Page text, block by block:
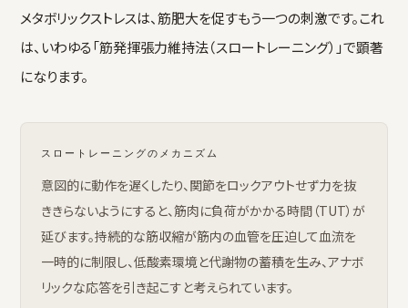
メタボリックストレスは、筋肥大を促すもう一つの刺激です。これ
は、いわゆる「筋発揮張力維持法（スロートレーニング）」で顕著
になります。
スロートレーニングのメカニズム
意図的に動作を遅くしたり、関節をロックアウトせず力を抜
ききらないようにすると、筋肉に負荷がかかる時間（TUT）が
延びます。持続的な筋収縮が筋内の血管を圧迫して血流を
一時的に制限し、低酸素環境と代謝物の蓄積を生み、アナボ
リックな応答を引き起こすと考えられています。